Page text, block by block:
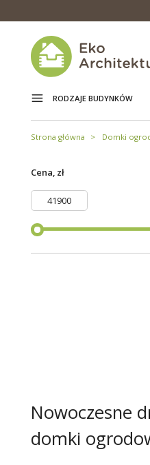
RODZAJE BUDYNKÓW
Strona główna Domki
Cena, zł
Nowoczesne
domki